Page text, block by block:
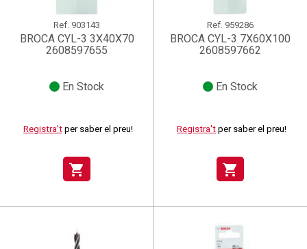
Ref. 903143
BROCA CYL-3 3X40X70
2608597655
En Stock
Registra't per saber el preu!
shopping_cart
Ref. 959286
BROCA CYL-3 7X60X100
2608597662
En Stock
Registra't per saber el preu!
shopping_cart